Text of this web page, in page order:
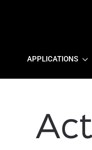
APPLICATIONS